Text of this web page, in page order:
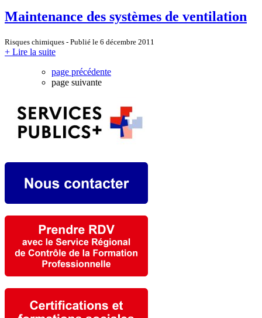
Maintenance des systèmes de ventilation
Risques chimiques - Publié le 6 décembre 2011
+ Lire la suite
page précédente
page suivante